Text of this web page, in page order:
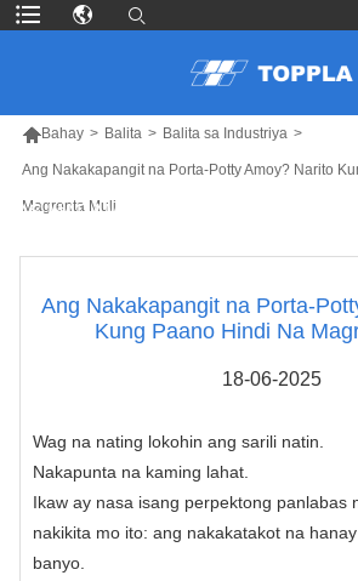
Bahay > Balita > Balita sa Industriya >
Ang Nakakapangit na Porta-Potty Amoy? Narito
Magrenta Muli
MAS MARAMING PRODUKTO
Ang Nakakapangit na Porta-
Kung Paano Hindi Na
18-06-2025
Wag na nating lokohin ang sarili natin.
Nakapunta na kaming lahat.
Ikaw ay nasa isang perpektong panlabas
nakikita mo ito: ang nakakatakot na
banyo.